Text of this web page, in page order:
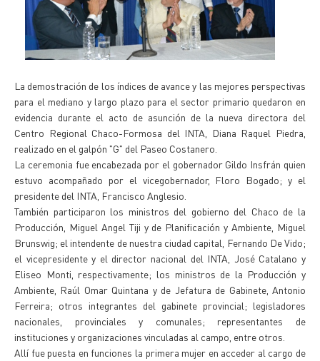
La demostración de los índices de avance y las mejores perspectivas
para el mediano y largo plazo para el sector primario quedaron en
evidencia durante el acto de asunción de la nueva directora del
Centro Regional Chaco-Formosa del INTA, Diana Raquel Piedra,
realizado en el galpón "G" del Paseo Costanero.
La ceremonia fue encabezada por el gobernador Gildo Insfrán quien
estuvo acompañado por el vicegobernador, Floro Bogado; y el
presidente del INTA, Francisco Anglesio.
También participaron los ministros del gobierno del Chaco de la
Producción, Miguel Angel Tiji y de Planificación y Ambiente, Miguel
Brunswig; el intendente de nuestra ciudad capital, Fernando De Vido;
el vicepresidente y el director nacional del INTA, José Catalano y
Eliseo Monti, respectivamente; los ministros de la Producción y
Ambiente, Raúl Omar Quintana y de Jefatura de Gabinete, Antonio
Ferreira; otros integrantes del gabinete provincial; legisladores
nacionales, provinciales y comunales; representantes de
instituciones y organizaciones vinculadas al campo, entre otros.
Allí fue puesta en funciones la primera mujer en acceder al cargo de